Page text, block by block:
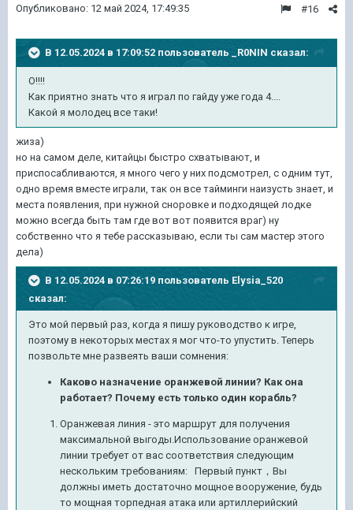
#16
Опубликовано: 12 май 2024, 17:49:35
В 12.05.2024 в 17:09:52 пользователь _R0NIN сказал:
О!!!!
Как приятно знать что я играл по гайду уже года 4....
Какой я молодец все таки!
жиза)
но на самом деле, китайцы быстро схватывают, и
приспосабливаются, я много чего у них подсмотрел, с одним тут,
одно время вместе играли, так он все тайминги наизусть знает, и
места появления, при нужной сноровке и подходящей лодке
можно всегда быть там где вот вот появится враг) ну
собственно что я тебе рассказываю, если ты сам мастер этого
дела)
В 12.05.2024 в 07:26:19 пользователь Elysia_520
сказал:
Это мой первый раз, когда я пишу руководство к игре,
поэтому в некоторых местах я мог что-то упустить. Теперь
позвольте мне развеять ваши сомнения:
Каково назначение оранжевой линии? Как она
работает? Почему есть только один корабль?
Оранжевая линия - это маршрут для получения
максимальной выгоды.Использование оранжевой
линии требует от вас соответствия следующим
нескольким требованиям: Первый пункт，Вы
должны иметь достаточно мощное вооружение, будь
то мощная торпедная атака или артиллерийский